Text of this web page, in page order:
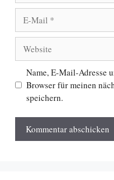
Mail
Name, E-Mail-Adresse
Browser für meinen
speichern.